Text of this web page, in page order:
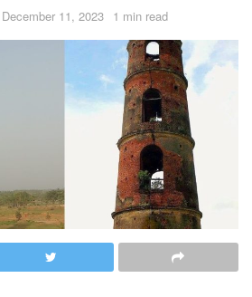
December 11, 2023 1 min read